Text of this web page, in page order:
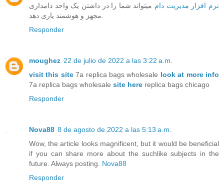
نرم افزار مدیریت دام میتواند شما را در داشتن یک واحد دامداری
Responder
moughez 22 de julio de 2022 a las 3:22 a.m.
visit this site7a replica bags wholesale look at more info
7a replica bags wholesale site here replica bags chicago
Responder
Nova88 8 de agosto de 2022 a las 5:13 a.m.
Wow, the article looks magnificent, but it would be beneficial
if you can share more about the suchlike subjects in the
future. Always posting. Nova88
Responder